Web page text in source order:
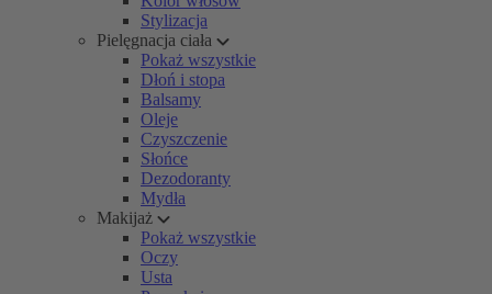
Stylizacja
Pielęgnacja ciała
Pokaż wszystkie
Dłoń i stopa
Balsamy
Oleje
Czyszczenie
Słońce
Dezodoranty
Mydła
Makijaż
Pokaż wszystkie
Oczy
Usta